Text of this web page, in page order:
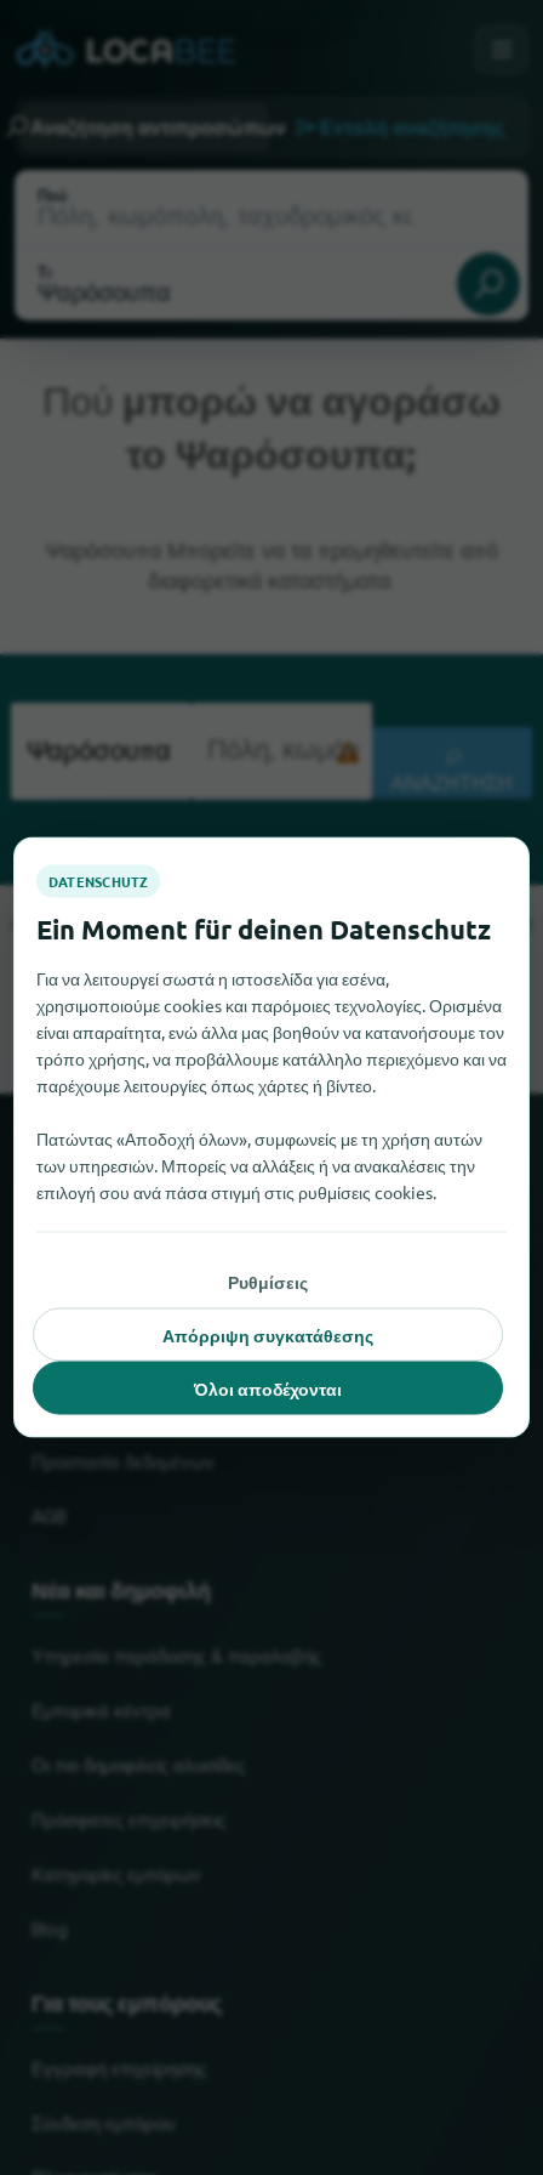
Αναζήτηση αντιπροσώπων Εντολή αναζήτησης
Πού
Τρέχουσα τοποθεσία
Πού μπορώ να αγοράσω
το Ψαρόσουπα;
Λυπούμαστε, δεν μπορούμε να βρούμε το Ψαρόσουπα αυτή τη
θα χαρούμε πολύ αν μας ενημερώσετε.
Σχετικά με το locabee
Νομικό
Εκτύπωση
Νέα και δημοφιλή
Υπηρεσία παράδοσης & παραλαβής
Εμπορικά κέντρα
Οι πιο δημοφιλείς αλυσίδες
Πρόσφατες επιχειρήσεις
Κατηγορίες εμπόρων
Για τους εμπόρους
Εγγραφή επιχείρησης
Για να λειτουργεί σωστά η ιστοσελίδα για εσένα,
χρησιμοποιούμε cookies και παρόμοιες τεχνολογίες. Ορισμένα
είναι απαραίτητα, ενώ άλλα μας βοηθούν να κατανοήσουμε τον
τρόπο χρήσης, να προβάλλουμε κατάλληλο περιεχόμενο και να
παρέχουμε λειτουργίες όπως χάρτες ή βίντεο.
Πατώντας «Αποδοχή όλων», συμφωνείς με τη χρήση αυτών
των υπηρεσιών. Μπορείς να αλλάξεις ή να ανακαλέσεις την
επιλογή σου ανά πάσα στιγμή στις ρυθμίσεις cookies.
Ρυθμίσεις
Απόρριψη συγκατάθεσης
Όλοι αποδέχονται